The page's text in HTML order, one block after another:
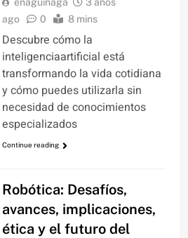
ago
0 8 mins
Descubre cómo la
inteligenciaartificial está
transformando la vida cotidiana
y cómo puedes utilizarla sin
necesidad de conocimientos
especializados
Continue reading
Robótica: Desafíos,
avances, implicaciones,
ética y el futuro del